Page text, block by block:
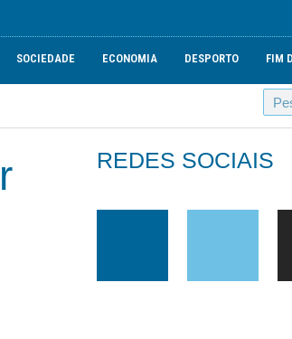
SOCIEDADE ECONOMIA DESPORTO FIM
REDES SOCIAIS